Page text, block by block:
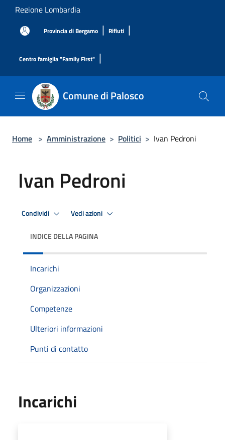
Salta al contenuto principale
Regione Lombardia
Provincia di Bergamo | Rifiuti |
Centro famiglia "Family First" |
Comune di Palosco
Home > Amministrazione > Politici > Ivan Pedroni
Ivan Pedroni
Condividi Vedi azioni
INDICE DELLA PAGINA
Incarichi
Organizzazioni
Competenze
Ulteriori informazioni
Punti di contatto
Incarichi